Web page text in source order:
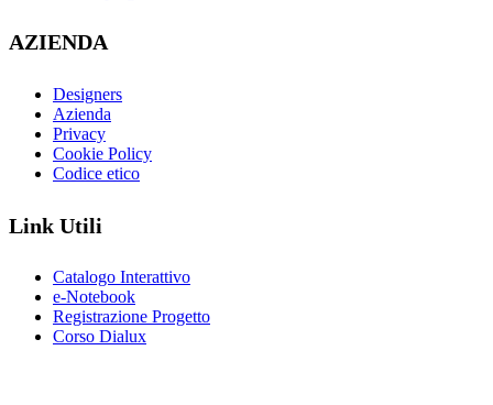
AZIENDA
Designers
Azienda
Privacy
Cookie Policy
Codice etico
Link Utili
Catalogo Interattivo
e-Notebook
Registrazione Progetto
Corso Dialux